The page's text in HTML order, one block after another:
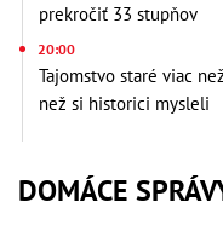
prekročiť 33 stupňov
20:00
Tajomstvo staré viac
než si historici mysleli
DOMÁCE